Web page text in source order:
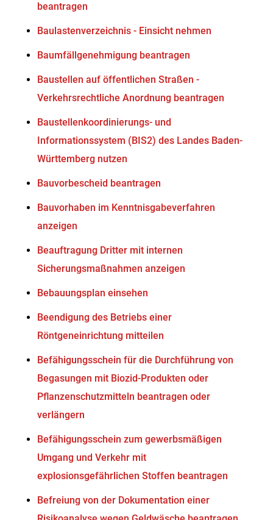
beantragen
Baulastenverzeichnis - Einsicht nehmen
Baumfällgenehmigung beantragen
Baustellen auf öffentlichen Straßen -
Verkehrsrechtliche Anordnung beantragen
Baustellenkoordinierungs- und
Informationssystem (BIS2) des Landes Baden-
Württemberg nutzen
Bauvorbescheid beantragen
Bauvorhaben im Kenntnisgabeverfahren
anzeigen
Beauftragung Dritter mit internen
Sicherungsmaßnahmen anzeigen
Bebauungsplan einsehen
Beendigung des Betriebs einer
Röntgeneinrichtung mitteilen
Befähigungsschein für die Durchführung von
Begasungen mit Biozid-Produkten oder
Pflanzenschutzmitteln beantragen oder
verlängern
Befähigungsschein zum gewerbsmäßigen
Umgang und Verkehr mit
explosionsgefährlichen Stoffen beantragen
Befreiung von der Dokumentation einer